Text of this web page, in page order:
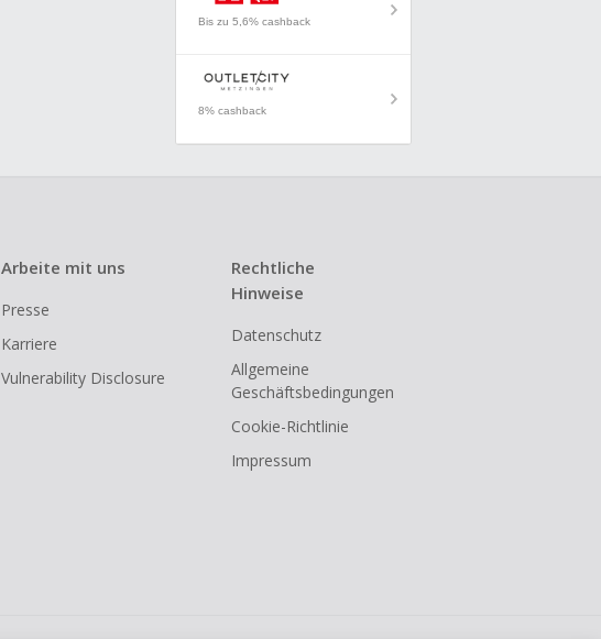
Bis zu 5,6% cashback
8% cashback
Arbeite mit uns
Presse
Karriere
Vulnerability Disclosure
Rechtliche
Hinweise
Datenschutz
Allgemeine
Geschäftsbedingungen
Cookie-Richtlinie
Impressum